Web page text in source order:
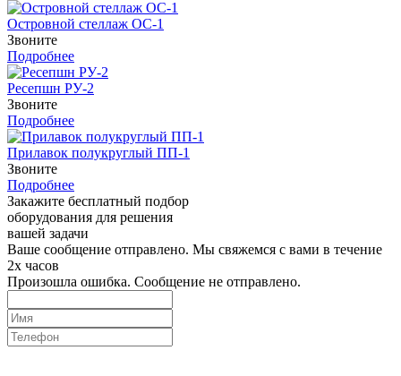
Островной стеллаж ОС-1
Звоните
Подробнее
Ресепшн РУ-2
Звоните
Подробнее
Прилавок полукруглый ПП-1
Звоните
Подробнее
Закажите бесплатный подбор
оборудования для решения
вашей задачи
Ваше сообщение отправлено. Мы свяжемся с вами в течение
2х часов
Произошла ошибка. Сообщение не отправлено.